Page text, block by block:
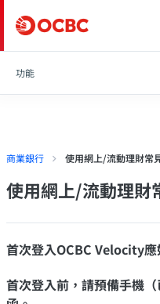
功能
商業銀行 使用網上/流動理財常
使用網上/流動理財
首次登入OCBC Velocity應
首次登入前，請預備手機